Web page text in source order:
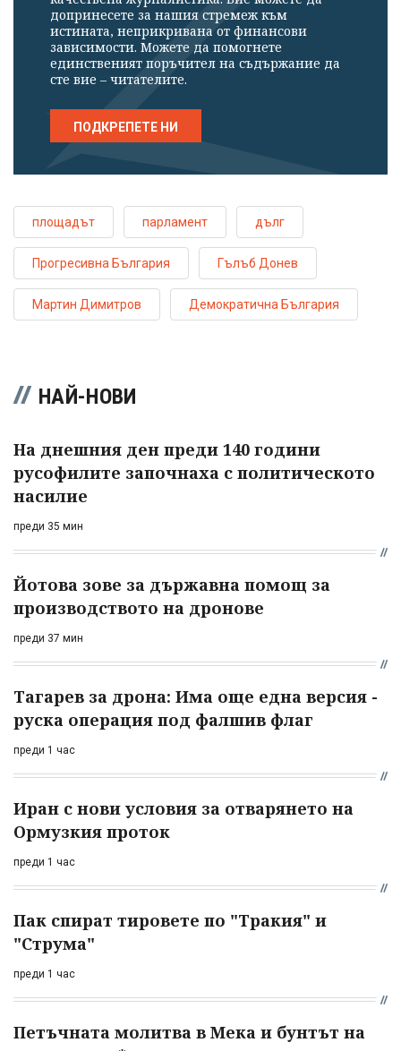
допринесете за нашия стремеж към
истината, неприкривана от финансови
зависимости. Можете да помогнете
единственият поръчител на съдържание да
сте вие – читателите.
ПОДКРЕПЕТЕ НИ
площадът парламент дълг
Прогресивна България Гълъб Донев
Мартин Димитров Демократична България
НАЙ-НОВИ
На днешния ден преди 140 години
русофилите започнаха с политическото
насилие
преди 35 мин
Йотова зове за държавна помощ за
производството на дронове
преди 37 мин
Тагарев за дрона: Има още една версия -
руска операция под фалшив флаг
преди 1 час
Иран с нови условия за отварянето на
Ормузкия проток
преди 1 час
Пак спират тировете по "Тракия" и
"Струма"
преди 1 час
Петъчната молитва в Мека и бунтът на